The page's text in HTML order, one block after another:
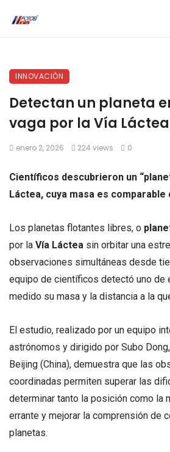
INNOVACIÓN
Detectan un planeta
vaga por la Vía Láctea
enero 2, 2026 224 views 0
Científicos descubrieron un
Láctea, cuya masa es comparable
Los planetas flotantes libres, o
por la Vía Láctea sin orbitar una
observaciones simultáneas desde
equipo de científicos detectó uno de
medido su masa y la distancia a la
El estudio, realizado por un equipo
astrónomos y dirigido por Subo
Beijing (China), demuestra que las
coordinadas permiten superar las
determinar tanto la posición como la
errante y mejorar la comprensión de
planetas.